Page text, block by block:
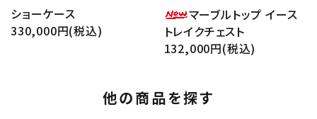
ショーケース
330,000円(税込)
マーブルトップ イース
トレイクチェスト
132,000円(税込)
他の商品を探す